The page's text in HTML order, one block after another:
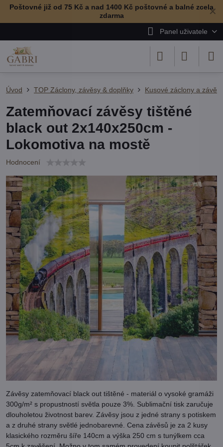
✕
Poštovné již od 75 Kč a nad 1400 Kč poštovné a balné zcela
zdarma
Panel uživatele
Úvod TOP Záclony, závěsy & doplňky Kusové záclony a
Zatemňovací závěsy tištěné
black out 2x140x250cm -
Lokomotiva na mostě
Hodnocení
Závěsy zatemňovací black out tištěné - materiál o vysoké gramáži
300g/m² s propustností světla pouze 3%. Sublimační tisk zaručuje
dlouholetou životnost barev. Závěsy jsou z jedné strany s potiskem
a z druhé strany světlé jednobarevné. Cena závěsů je za 2 kusy
klasického rozměru šíře 140cm a výška 250 cm s tunýlkem cca